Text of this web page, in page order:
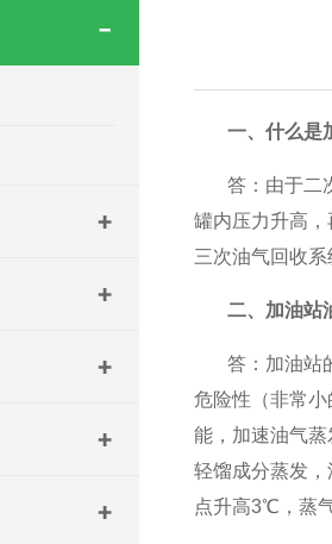
一、什么是
答：由于二
罐内压力升高，
三次油气回收
二、加油站
答：加油站
危险性 （非常
能，加速油气
轻馏成分蒸发
点升高3℃，蒸